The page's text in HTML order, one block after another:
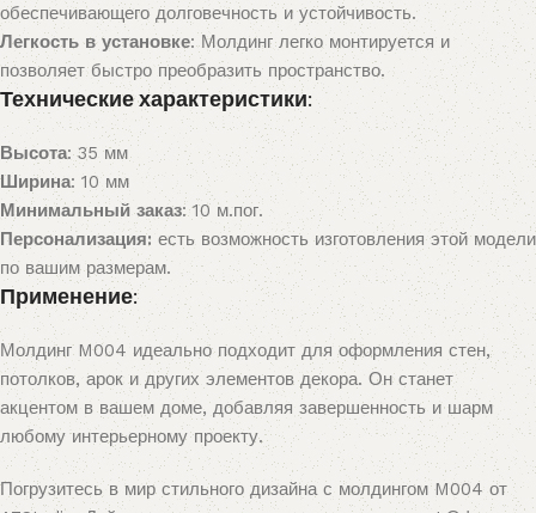
обеспечивающего долговечность и устойчивость.
Легкость в установке: Молдинг легко монтируется и
позволяет быстро преобразить пространство.
Технические характеристики:
Высота: 35 мм
Ширина: 10 мм
Минимальный заказ: 10 м.пог.
Персонализация: есть возможность изготовления этой модели
по вашим размерам.
Применение:
Молдинг M004 идеально подходит для оформления стен,
потолков, арок и других элементов декора. Он станет
акцентом в вашем доме, добавляя завершенность и шарм
любому интерьерному проекту.
Погрузитесь в мир стильного дизайна с молдингом M004 от